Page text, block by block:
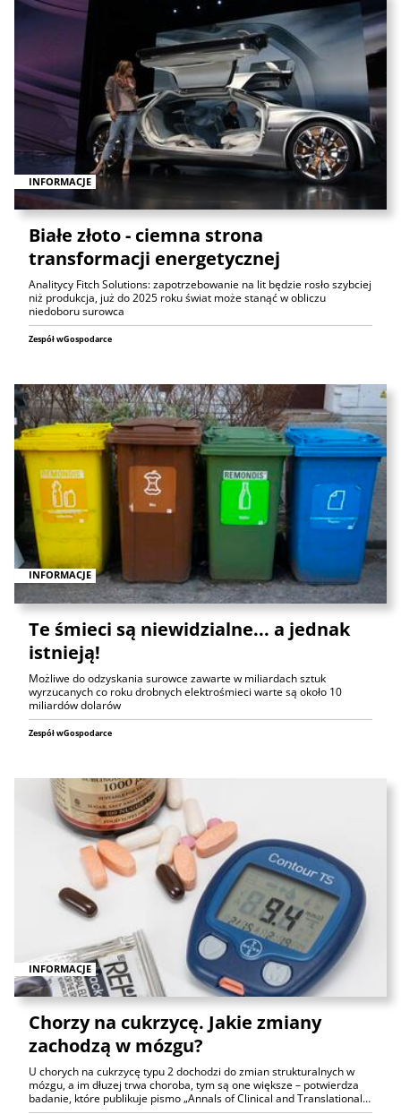
INFORMACJE
Białe złoto - ciemna strona
transformacji energetycznej
Analitycy Fitch Solutions: zapotrzebowanie na lit będzie rosło szybciej
niż produkcja, już do 2025 roku świat może stanąć w obliczu
niedoboru surowca
Zespół wGospodarce
INFORMACJE
Te śmieci są niewidzialne... a jednak
istnieją!
Możliwe do odzyskania surowce zawarte w miliardach sztuk
wyrzucanych co roku drobnych elektrośmieci warte są około 10
miliardów dolarów
Zespół wGospodarce
INFORMACJE
Chorzy na cukrzycę. Jakie zmiany
zachodzą w mózgu?
U chorych na cukrzycę typu 2 dochodzi do zmian strukturalnych w
mózgu, a im dłuzej trwa choroba, tym są one większe – potwierdza
badanie, które publikuje pismo „Annals of Clinical and Translational…